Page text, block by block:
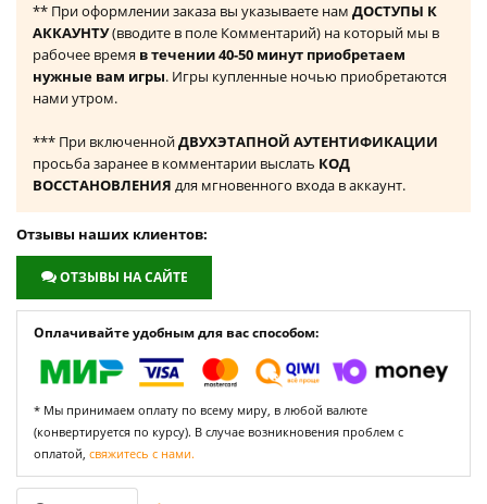
** При оформлении заказа вы указываете нам ДОСТУПЫ К
АККАУНТУ(вводите в поле Комментарий) на который мы в
рабочее время в течении 40-50 минут приобретаем
нужные вам игры. Игры купленные ночью приобретаются
нами утром.
*** При включеннойДВУХЭТАПНОЙ АУТЕНТИФИКАЦИИ
просьба заранее в комментарии выслать КОД
ВОССТАНОВЛЕНИЯ для мгновенного входа в аккаунт.
Отзывы наших клиентов:
ОТЗЫВЫ НА САЙТЕ
Оплачивайте удобным для вас способом:
* Мы принимаем оплату по всему миру, в любой валюте
(конвертируется по курсу). В случае возникновения проблем с
оплатой, свяжитесь с нами.